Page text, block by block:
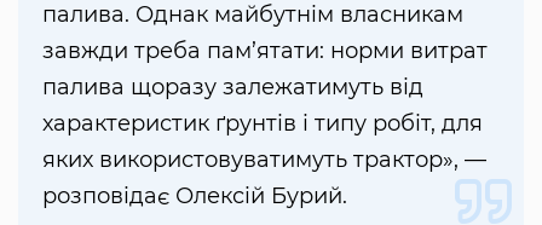
палива. Однак майбутнім власникам
завжди треба пам’ятати: норми витрат
палива щоразу залежатимуть від
характеристик ґрунтів і типу робіт, для
яких використовуватимуть трактор», —
розповідає Олексій Бурий.